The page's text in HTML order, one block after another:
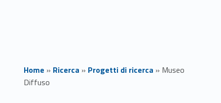
Home » Ricerca » Progetti di ricerca » Museo
Diffuso